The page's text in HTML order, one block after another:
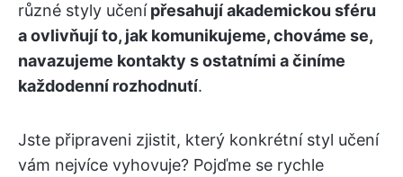
různé styly učenípřesahují akademickou sféru
a ovlivňují to, jak komunikujeme, chováme se,
navazujeme kontakty s ostatními a činíme
každodenní rozhodnutí.
Jste připraveni zjistit, který konkrétní styl učení
vám nejvíce vyhovuje? Pojďme se rychle